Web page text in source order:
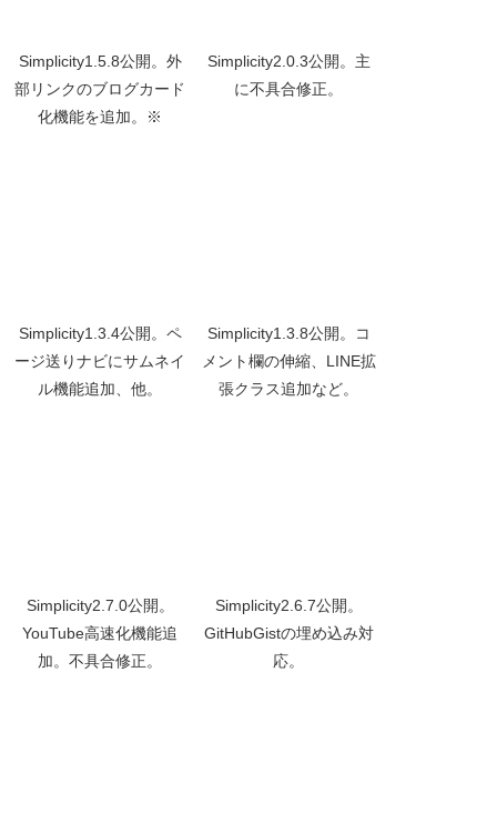
Simplicity1.5.8公開。外
部リンクのブログカード
化機能を追加。※
Simplicity2.0.3公開。主
に不具合修正。
Simplicity1.3.4公開。ペ
ージ送りナビにサムネイ
ル機能追加、他。
Simplicity1.3.8公開。コ
メント欄の伸縮、LINE拡
張クラス追加など。
Simplicity2.7.0公開。
YouTube高速化機能追
加。不具合修正。
Simplicity2.6.7公開。
GitHubGistの埋め込み対
応。